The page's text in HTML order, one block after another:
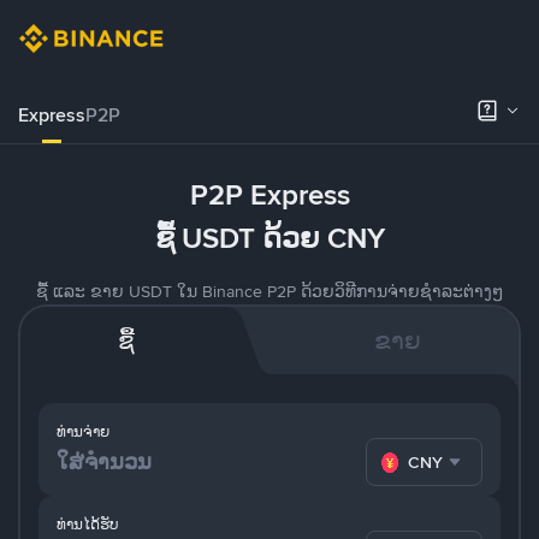
ExpressP2P
P2P Express
ຊື້ USDT ດ້ວຍ CNY
ຊື້ ແລະ ຂາຍ USDT ໃນ Binance P2P ດ້ວຍວິທີການຈ່າຍຊຳລະຕ່າງໆ
ຊື້ ຂາຍ
ທ່ານຈ່າຍ
CNY
ທ່ານໄດ້ຮັບ